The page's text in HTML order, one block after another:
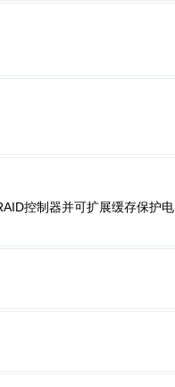
控制器并可扩展缓存保护电